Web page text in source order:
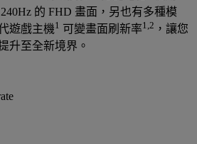
的 FHD 畫面，另也有多種模
遊戲主機1 可變畫面刷新率1,2 ，讓您
升至全新境界。